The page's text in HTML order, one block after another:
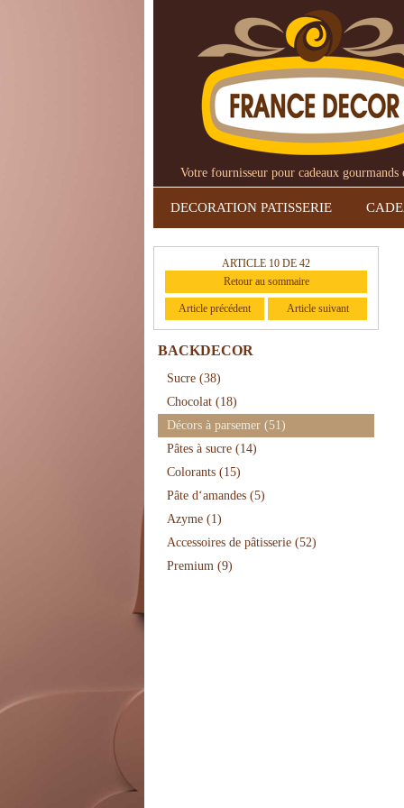
Votre fournisseur pour cadeaux gourmands
DECORATION PATISSERIE
ARTICLE 10 DE 42
Retour au sommaire
Article précédent Article suivant
BACKDECOR
Sucre (38)
Chocolat (18)
Décors à parsemer (51)
Pâtes à sucre (14)
Colorants (15)
Pâte d‘amandes (5)
Azyme (1)
Accessoires de pâtisserie (52)
Premium (9)